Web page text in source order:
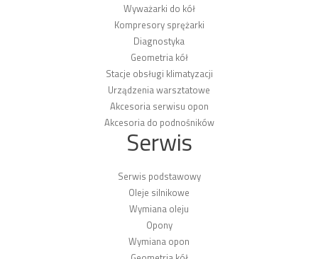
Wyważarki do kół
Kompresory sprężarki
Diagnostyka
Geometria kół
Stacje obsługi klimatyzacji
Urządzenia warsztatowe
Akcesoria serwisu opon
Akcesoria do podnośników
Serwis
Serwis podstawowy
Oleje silnikowe
Wymiana oleju
Opony
Wymiana opon